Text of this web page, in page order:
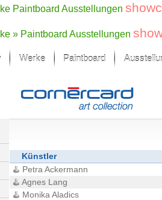
Paintboard Ausstellungen
» Paintboard Ausstellungen
Werke
Der letzte Monat im Fokus
Alle Fokus-Werke
Neue Werke – Auswahl
Alle neuen Werke
Paintboard
Künstler
Petra Ackermann
Agnes Lang
Monika Aladics